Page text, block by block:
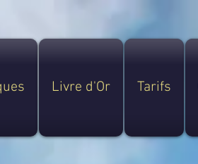
Livre d'Or Tarifs